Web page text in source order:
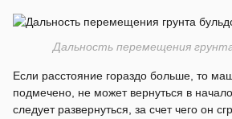
Дальность перемещения
Если расстояние гораздо больше, то
подмечено, не может вернуться в
следует развернуться, за счет чего он